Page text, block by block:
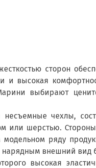
сторон
и высокая
выбирают
чехлы,
шерстью.
ряду
внешний
высокая